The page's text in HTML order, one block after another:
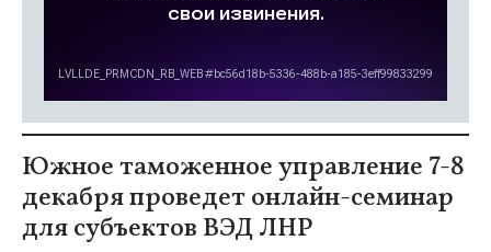
Южное таможенное управление 7-8
декабря проведет онлайн-семинар
для субъектов ВЭД ЛНР